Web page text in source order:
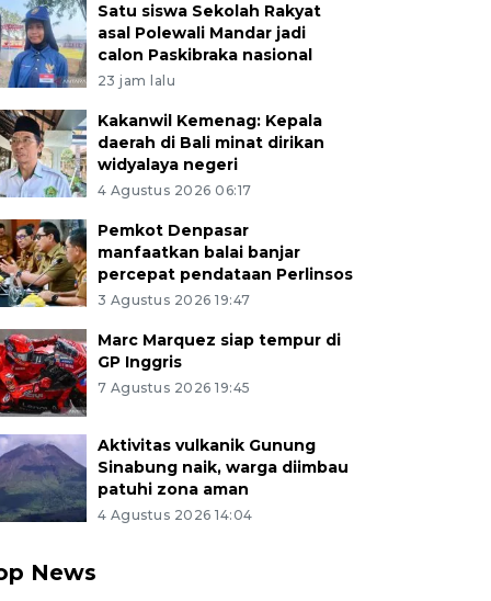
Satu siswa Sekolah Rakyat
asal Polewali Mandar jadi
calon Paskibraka nasional
23 jam lalu
Kakanwil Kemenag: Kepala
daerah di Bali minat dirikan
widyalaya negeri
4 Agustus 2026 06:17
Pemkot Denpasar
manfaatkan balai banjar
percepat pendataan Perlinsos
3 Agustus 2026 19:47
Marc Marquez siap tempur di
GP Inggris
7 Agustus 2026 19:45
Aktivitas vulkanik Gunung
Sinabung naik, warga diimbau
patuhi zona aman
4 Agustus 2026 14:04
News